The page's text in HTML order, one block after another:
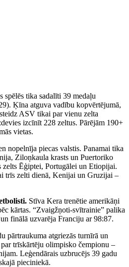
spēlēs tika sadalīti 39 medaļu
Ķīna atguva vadību kopvērtējumā,
ASV tikai par vienu zelta
izcīnīt 228 zeltus. Pārējām 190+
vietas.
nopelnīja piecas valstis. Panamai tika
Ziloņkaula krasts un Puertoriko
zelts Ēģiptei, Portugālei un Etiopijai.
trīs zelti dienā, Kenijai un Gruzijai –
Stīva Kera trenētie amerikāņi
kārtas. “Zvaigžņoti-svītrainie” palika
un finālā uzvarēja Franciju ar 98:87.
pārtraukuma atgriezās turnīrā un
par trīskārtēju olimpisko čempionu –
Leģendārais uzbrucējs 39 gadu
pieciniekā.